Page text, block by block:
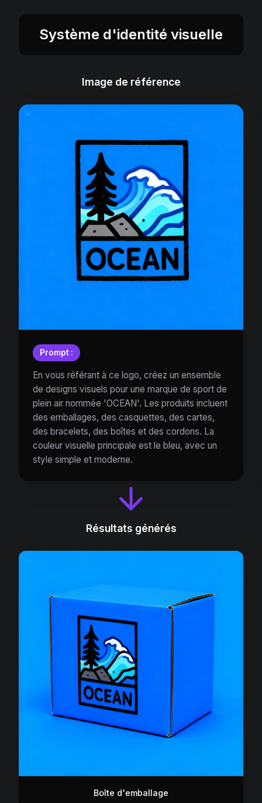
Système d'identité visuelle
Image de référence
Prompt :
En vous référant à ce logo, créez un ensemble
de designs visuels pour une marque de sport de
plein air nommée 'OCEAN'. Les produits incluent
des emballages, des casquettes, des cartes,
des bracelets, des boîtes et des cordons. La
couleur visuelle principale est le bleu, avec un
style simple et moderne.
Résultats générés
Boîte d'emballage